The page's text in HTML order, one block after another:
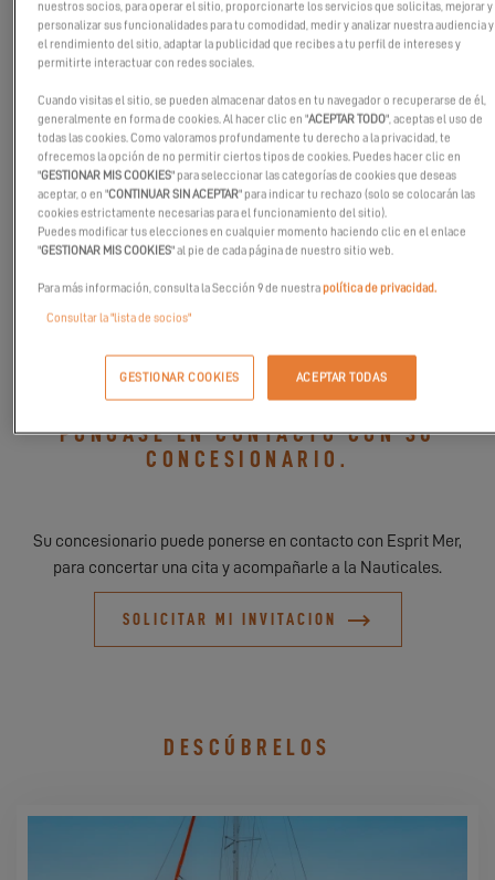
Ven a descubrir Les Nauticales del 18 al 23 de marzo en Francia,
en la encantadora ciudad de La Ciotat.
Esta es la oportunidad perfecta para (re)descubrir nuestros
modelos insignia, el Excess 11 y el Excess 14, que combinan un
diseño moderno con una sensación de confort inigualable,
prometiendo emociones a 360°.
PÓNGASE EN CONTACTO CON SU
CONCESIONARIO.
Su concesionario puede ponerse en contacto con Esprit Mer,
para concertar una cita y acompañarle a la Nauticales.
SOLICITAR MI INVITACION
DESCÚBRELOS
nuestros socios, para operar el sitio, proporcionarte los servicios que solicitas, mejorar y
personalizar sus funcionalidades para tu comodidad, medir y analizar nuestra audiencia y
el rendimiento del sitio, adaptar la publicidad que recibes a tu perfil de intereses y
permitirte interactuar con redes sociales.
Cuando visitas el sitio, se pueden almacenar datos en tu navegador o recuperarse de él,
generalmente en forma de cookies. Al hacer clic en "ACEPTAR TODO", aceptas el uso de
todas las cookies. Como valoramos profundamente tu derecho a la privacidad, te
ofrecemos la opción de no permitir ciertos tipos de cookies. Puedes hacer clic en
"GESTIONAR MIS COOKIES" para seleccionar las categorías de cookies que deseas
aceptar, o en "CONTINUAR SIN ACEPTAR" para indicar tu rechazo (solo se colocarán las
cookies estrictamente necesarias para el funcionamiento del sitio).
Puedes modificar tus elecciones en cualquier momento haciendo clic en el enlace
"GESTIONAR MIS COOKIES" al pie de cada página de nuestro sitio web.
Para más información, consulta la Sección 9 de nuestrapolítica de privacidad.
Consultar la "lista de socios"
GESTIONAR COOKIES ACEPTAR TODAS